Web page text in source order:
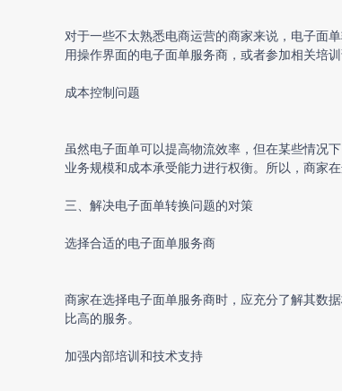
对于一些不太熟悉电商运营的商家来说， 电子面
用操作界面的电子面单服务商，或者参加相关培
成本控制问题
虽然电子面单可以提高物流效率，但在某些情况
业务规模和成本承受能力进行权衡。所以，商家
三、解决电子面单转换问题的对策
选择合适的电子面单服务商
商家在选择电子面单服务商时，应充分了解其数
比高的服务。
加强内部培训和技术支持